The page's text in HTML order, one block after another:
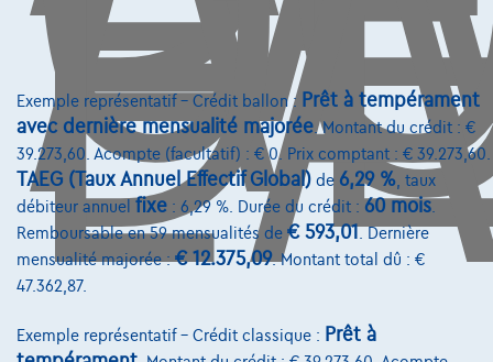
€83.900 1 TVA déductible
Dès€1.266,85/moiset une dernière mensualité de
€26.436,85
Découvrez l’exemple chiffré complet
7700 Mouscron,Novabil LC
Comparer
Exemple représentatif – Crédit ballon : Prêt à tempérament
avec dernière mensualité majorée. Montant du crédit : €
39.273,60. Acompte (facultatif) : € 0. Prix comptant : € 39.273,60.
TAEG (Taux Annuel Effectif Global) de 6,29 % , taux
débiteur annuel fixe : 6,29 %. Durée du crédit : 60 mois
Remboursable en 59 mensualités de € 593,01 . Dernière
mensualité majorée :€ 12.375,09. Montant total dû : €
47.362,87.
Exemple représentatif – Crédit classique : Prêt à